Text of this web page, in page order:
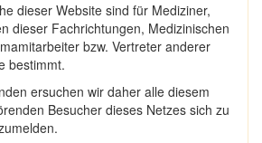
dieser Website sind für Mediziner,
dieser Fachrichtungen, Medizinischen
bzw. Vertreter anderer
bestimmt.
ersuchen wir daher alle diesem
Besucher dieses Netzes sich zu